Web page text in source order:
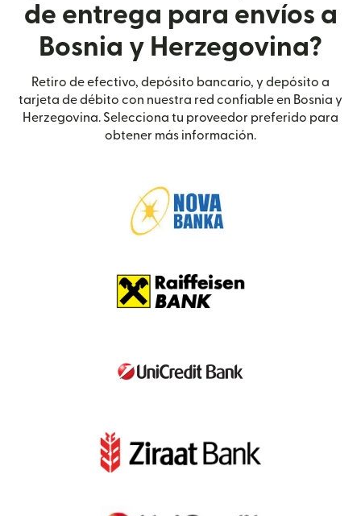
de entrega para envíos a
Bosnia y Herzegovina?
Retiro de efectivo, depósito bancario, y depósito a
tarjeta de débito con nuestra red confiable en Bosnia y
Herzegovina. Selecciona tu proveedor preferido para
obtener más información.